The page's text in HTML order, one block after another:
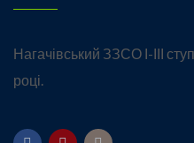
Нагачівський ЗЗСО І-ІІІ
році.